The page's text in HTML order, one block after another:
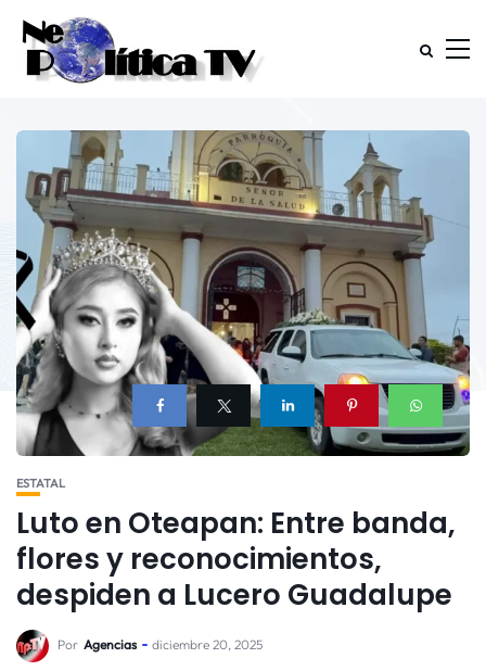
ESTATAL
Luto en Oteapan: Entre banda,
flores y reconocimientos,
despiden a Lucero Guadalupe
Por Agencias diciembre 20, 2025